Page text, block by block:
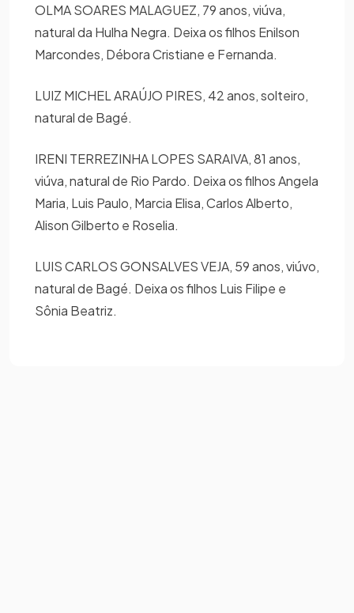
OLMA SOARES MALAGUEZ, 79 anos, viúva,
natural da Hulha Negra. Deixa os filhos Enilson
Marcondes, Débora Cristiane e Fernanda.
LUIZ MICHEL ARAÚJO PIRES, 42 anos, solteiro,
natural de Bagé.
IRENI TERREZINHA LOPES SARAIVA, 81 anos,
viúva, natural de Rio Pardo. Deixa os filhos Angela
Maria, Luis Paulo, Marcia Elisa, Carlos Alberto,
Alison Gilberto e Roselia.
LUIS CARLOS GONSALVES VEJA, 59 anos, viúvo,
natural de Bagé. Deixa os filhos Luis Filipe e
Sônia Beatriz.